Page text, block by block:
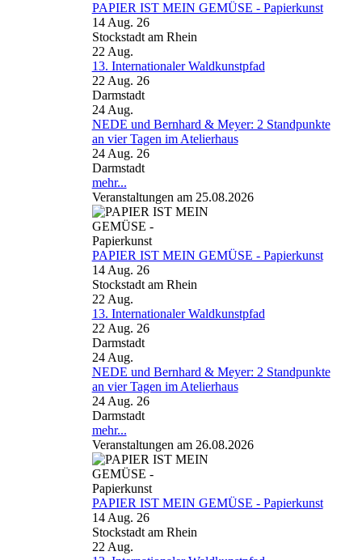
PAPIER IST MEIN GEMÜSE - Papierkunst
14 Aug. 26
Stockstadt am Rhein
22 Aug.
13. Internationaler Waldkunstpfad
22 Aug. 26
Darmstadt
24 Aug.
NEDE und Bernhard & Meyer: 2 Standpunkte
an vier Tagen im Atelierhaus
24 Aug. 26
Darmstadt
mehr...
Veranstaltungen am 25.08.2026
PAPIER IST MEIN GEMÜSE - Papierkunst
14 Aug. 26
Stockstadt am Rhein
22 Aug.
13. Internationaler Waldkunstpfad
22 Aug. 26
Darmstadt
24 Aug.
NEDE und Bernhard & Meyer: 2 Standpunkte
an vier Tagen im Atelierhaus
24 Aug. 26
Darmstadt
mehr...
Veranstaltungen am 26.08.2026
PAPIER IST MEIN GEMÜSE - Papierkunst
14 Aug. 26
Stockstadt am Rhein
22 Aug.